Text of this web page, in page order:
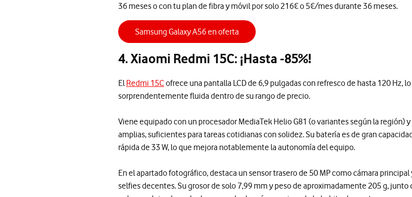
36 meses o con tu plan de fibra y móvil por solo 216€ o 5€/mes durante 36 meses.
Samsung Galaxy A56 en oferta
4. Xiaomi Redmi 15C: ¡Hasta -85%!
El Redmi 15C ofrece una pantalla LCD de 6,9 pulgadas con refresco de hasta 120 Hz,
sorprendentemente fluida dentro de su rango de precio.
Viene equipado con un procesador MediaTek Helio G81 (o variantes según la región)
amplias, suficientes para tareas cotidianas con solidez. Su batería es de gran
rápida de 33 W, lo que mejora notablemente la autonomía del equipo.
En el apartado fotográfico, destaca un sensor trasero de 50 MP como cámara principal
selfies decentes. Su grosor de solo 7,99 mm y peso de aproximadamente 205 g,